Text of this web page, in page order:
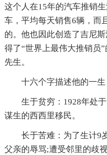
这个人在15年的汽车推销
车，平均每天销售6辆，而
的。他也因此创造了吉尼
得了“世界上最伟大推销员
先生。
十六个字描述他的一生
生于贫穷：1928年处
谋生的西西里移民。
长于苦难：为了生计9
父亲的辱骂;遭受邻里的歧